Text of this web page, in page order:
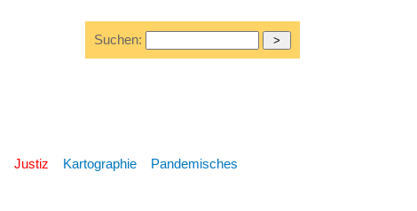
Suchen:
Justiz Kartographie
Pandemisches